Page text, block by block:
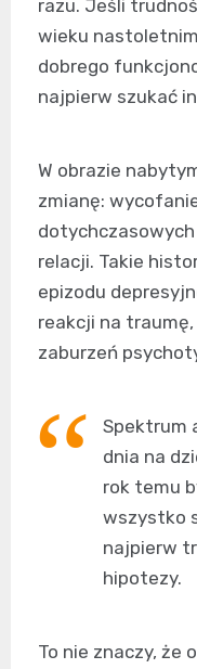
razu. Jeśli
wieku
dobrego
najpierw szukać
W obrazie
zmianę:
relacji. Takie
epizodu
reakcji na
zaburzeń
Spektrum
dnia na
rok temu
wszystko
najpierw
hipotezy.
To nie znaczy, że